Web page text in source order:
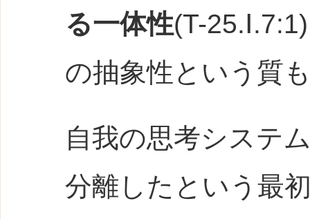
る一体性(T-
の抽象性という質
自我の思考システ
分離したという最